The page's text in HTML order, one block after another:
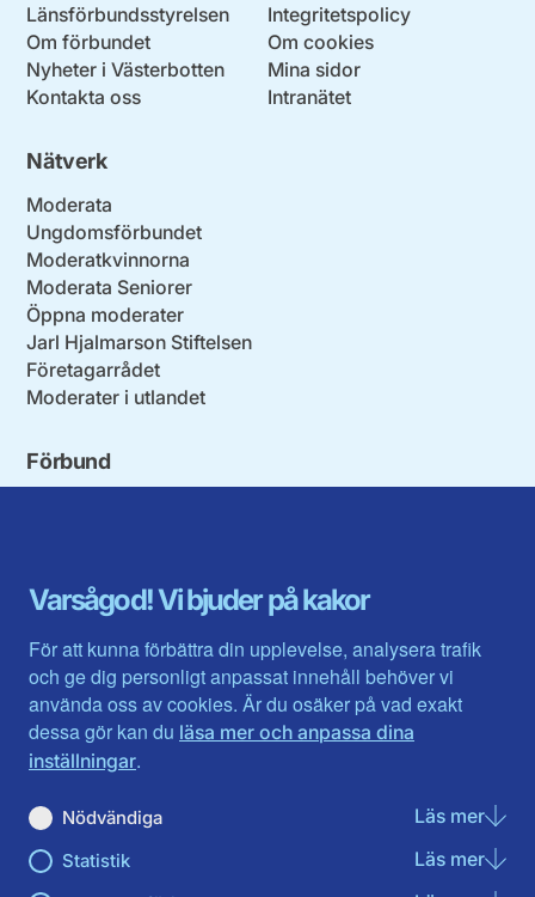
Varsågod! Vi bjuder på kakor
För att kunna förbättra din upplevelse, analysera trafik
och ge dig personligt anpassat innehåll behöver vi
använda oss av cookies. Är du osäker på vad exakt
dessa gör kan du läsa mer och anpassa dina
inställningar.
Nödvändiga Läs merom
Statistik Läs merom
Länsförbundsstyrelsen
Om förbundet
Nyheter i Västerbotten
Kontakta oss
Integritetspolicy
Om cookies
Mina sidor
Intranätet
Nätverk
Moderata
Ungdomsförbundet
Moderatkvinnorna
Moderata Seniorer
Öppna moderater
Jarl Hjalmarson Stiftelsen
Företagarrådet
Moderater i utlandet
Förbund
Gävleborg
Halland
Jämtlands län
Jönköpings län
Kalmar län
Kronobergs län
Norrbotten
Skåne län
Värmlands län
Västerbotten
Västra Götaland
Västernorrland
Västmanland
Örebro län
Östergötland
Du hittar oss här på sociala medier
Facebook
Instagram